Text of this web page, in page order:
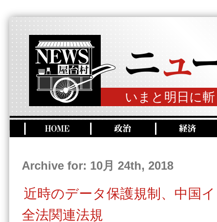
いまと明日に
Archive for: 10月 24th, 2018
近時のデータ保護規制、中国
全法関連法規